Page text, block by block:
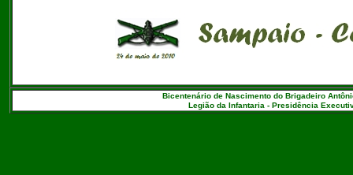
Bicentenário de Nascimento do Brigadeiro
Legião da Infantaria - Presidência